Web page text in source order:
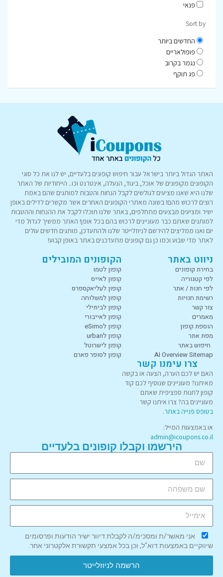
פנאי
Sort by
החדשים ביותר
פופולאריים
נגמר בקרוב
פג תוקף
האתר הגדול ביותר בישראל עבור חיפוש קופונים בלעדיים, יש לנו את כל סוגי
הקופונים מקופונים של אוכל, ביגוד, הנעלה, אינטרנט וכו.. הייחודיות של האתר
שלנו היא שאנו מציעים לגולשים לקבל הנחות והטבות למותגים שהם באמת
רוצים לרכוש מהם! בשונה מאתרי הקופונים האחרים אשר מקשרים לדילים באופן
ישיר ומציעים מבצעים מתחלפים, באתר שלנו תוכלו לקבל את ההנחות וההטבות
למותגים שאתם כבר מעוניינים לרכוש בהם בכל אופן! האתר ממשיך לגדול מדי
יום ואנו ממליצים להירשם לניוזלייטר שלנו ולהתעדכן, מותגים חדשים עולים
לאתר מדי שבוע וכמו כן גם קופונים מתעדכנים באתר באופן קבוע!
ניווט באתר
בחירת קופונים
לפי קטגוריה
לפי חנות / אתר
רשימת חנויות
צור קשר
מאמרים
הוספת קופון
מפת אתר
חיפוש באתר
AI Overview Sitemap
הקופונים המובילים
קופון לטמו
קופון לאייס
קופון לעליאקספרס
קופון למשלוחה
קופון לביתילי
קופון לאייבורי
קופון לeSimo
קופון לurban
קופון לישרוטל
קופון לסופר פארם
צרו עימנו קשר
האם יש לכם הערה, הצעה או בקשה
מאיתנו? מעוניינים שנוסיף לכם קוד
קופון לחנות ספציפית שאתם
מעוניינים בה? צרו איתנו קשר
בטופס פנייה באתר.
או באמצעות המייל:
admin@icoupons.co.il
הירשמו וקבלו קופונים בלעדיים
אני מאשר/ת ומסכימ/ה לקבלת דיוור ישיר הודעות ופרסומים
שיווקיים באמצעות דוא"ל, וכן בכל אמצעי תקשורת אלקטרוני אחר.
הרשמה לניוזלייטר